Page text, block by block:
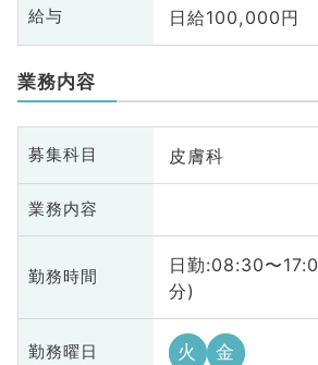
給与 日給100,000円
業務内容
募集科目 皮膚科
業務内容
勤務時間
日勤:08:30〜
分)
勤務曜日 火 金